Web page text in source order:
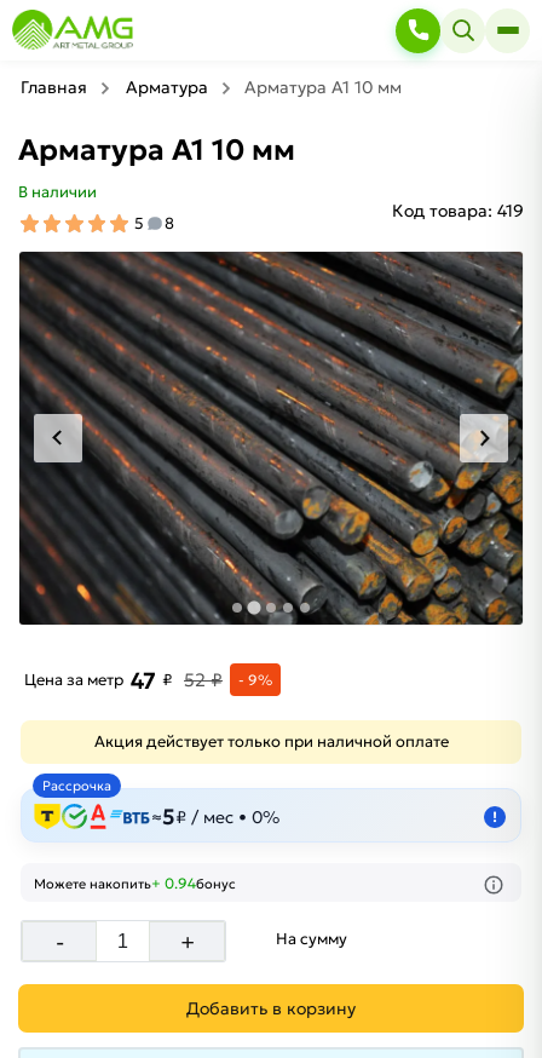
Главная Арматура Арматура А1 10 мм
Арматура А1 10 мм
В наличии
5
8
Код товара: 419
Цена за метр 47 ₽ 52 ₽ - 9%
Акция действует только при наличной оплате
Рассрочка
≈5₽ / мес • 0% !
Можете накопить+ 0.94бонус
- + На сумму
Добавить в корзину